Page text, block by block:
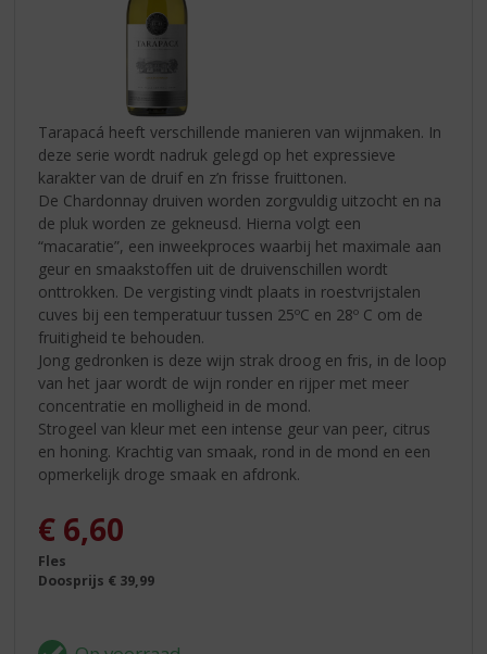
Tarapacá heeft verschillende manieren van wijnmaken. In
deze serie wordt nadruk gelegd op het expressieve
karakter van de druif en z’n frisse fruittonen.
De Chardonnay druiven worden zorgvuldig uitzocht en na
de pluk worden ze gekneusd. Hierna volgt een
“macaratie”, een inweekproces waarbij het maximale aan
geur en smaakstoffen uit de druivenschillen wordt
onttrokken. De vergisting vindt plaats in roestvrijstalen
cuves bij een temperatuur tussen 25ºC en 28º C om de
fruitigheid te behouden.
Jong gedronken is deze wijn strak droog en fris, in de loop
van het jaar wordt de wijn ronder en rijper met meer
concentratie en molligheid in de mond.
Strogeel van kleur met een intense geur van peer, citrus
en honing. Krachtig van smaak, rond in de mond en een
opmerkelijk droge smaak en afdronk.
€ 6,60
Fles
Doosprijs € 39,99